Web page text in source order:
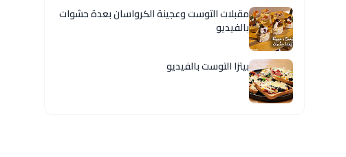
مقبلات التوست وعجينة الكرواسان بعدة حشوات
بالفيديو
بيتزا التوست بالفيديو